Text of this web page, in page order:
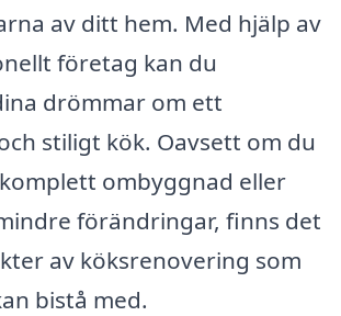
av ditt hem. Med hjälp av
företag kan du
drömmar om ett
stiligt kök. Oavsett om du
ombyggnad eller
förändringar, finns det
av köksrenovering som
bistå med.